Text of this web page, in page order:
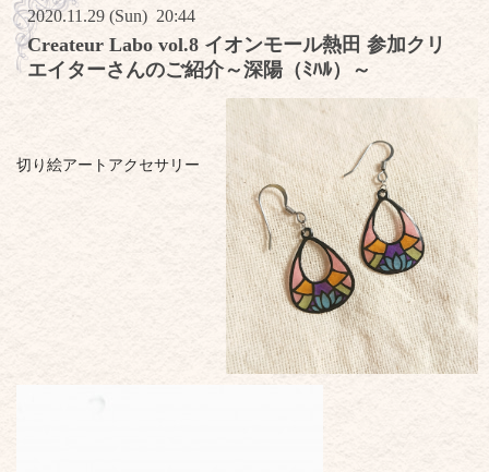
2020.11.29 (Sun) 20:44
Createur Labo vol.8 イオンモール熱田 参加クリ
エイターさんのご紹介～深陽（ﾐﾊﾙ）～
切り絵アートアクセサリー